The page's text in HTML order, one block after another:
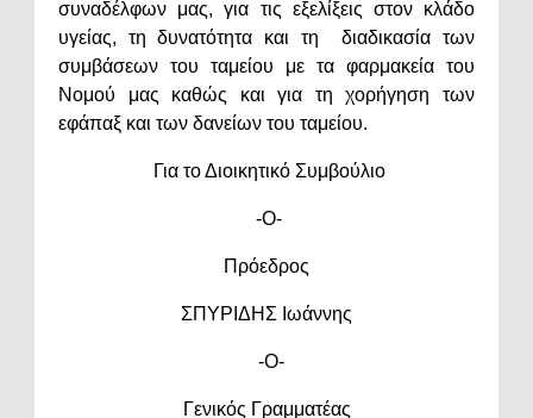
συναδέλφων μας, για τις εξελίξεις στον κλάδο
υγείας, τη δυνατότητα και τη διαδικασία των
συμβάσεων του ταμείου με τα φαρμακεία του
Νομού μας καθώς και για τη χορήγηση των
εφάπαξ και των δανείων του ταμείου.
Για το Διοικητικό Συμβούλιο
-Ο-
Πρόεδρος
ΣΠΥΡΙΔΗΣ Ιωάννης
-Ο-
Γενικός Γραμματέας